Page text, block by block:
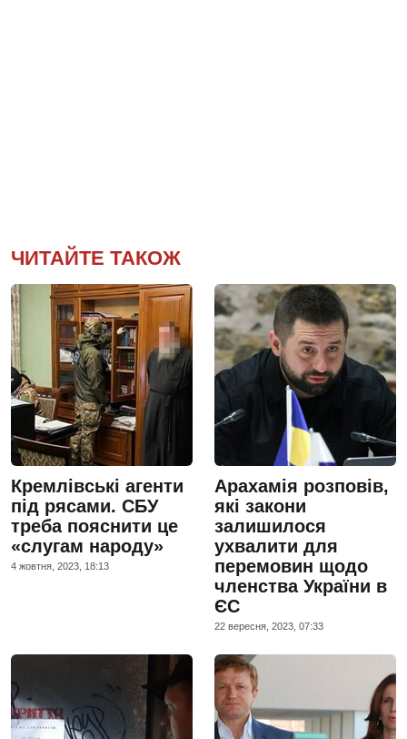
ЧИТАЙТЕ ТАКОЖ
Кремлівські агенти
під рясами. СБУ
треба пояснити це
«слугам народу»
4 жовтня, 2023, 18:13
Арахамія розповів,
які закони
залишилося
ухвалити для
перемовин щодо
членства України в
ЄС
22 вересня, 2023, 07:33